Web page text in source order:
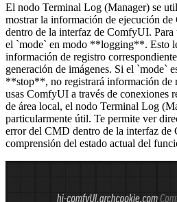
El nodo Terminal Log (Manager) se
mostrar la información de ejecución
dentro de la interfaz de ComfyUI. Para
el `mode` en modo **logging**. Esto
información de registro
generación de imágenes. Si el `mode`
**stop**, no registrará información de
usas ComfyUI a través de conexiones
de área local, el nodo Terminal Log
particularmente útil. Te permite ver
error del CMD dentro de la interfaz
comprensión del estado actual del